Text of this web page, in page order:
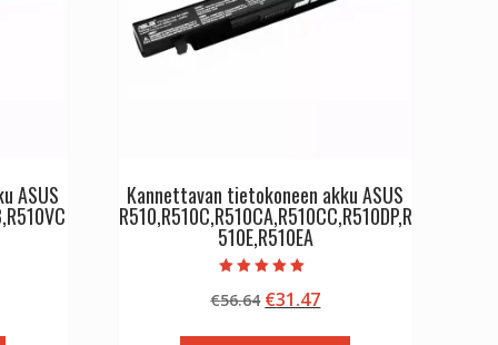
ASUS Kannettavan tietokoneen akku ASUS
R510,R510C,R510CA,R510CC,R510DP,R
510E,R510EA
tuotteesta:
5.00
€56.64 Alkuperäinen
€31.47Nykyinen